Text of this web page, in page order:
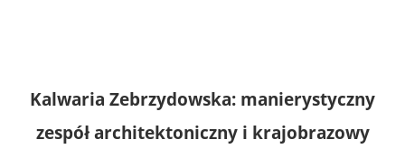
Kalwaria Zebrzydowska: manierystyczny
zespół architektoniczny i krajobrazowy